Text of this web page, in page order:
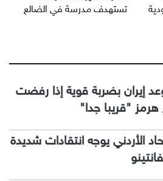
تستهدف مدرسة في الضالع
إيران بضربة قوية إذا رفضت
هرمز "قريبا جدا"
الأردني يوجه انتقادات شديدة